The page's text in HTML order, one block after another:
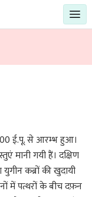
ई.पू. से आरम्भ हुआ।
मानी गयी हैं। दक्षिण
कब्रों की खुदायी
में पत्थरों के बीच दफ़न